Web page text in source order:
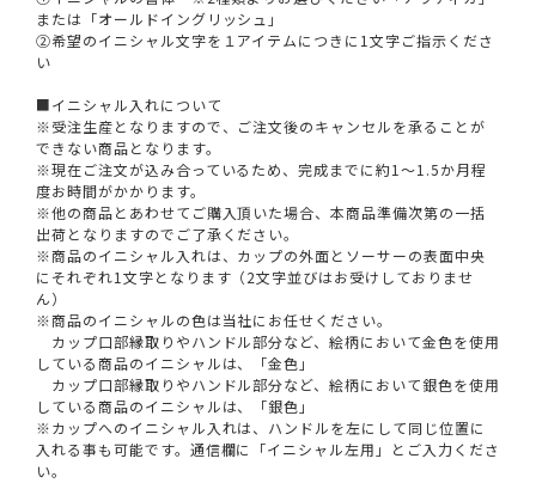
または「オールドイングリッシュ」
②希望のイニシャル文字を１アイテムにつきに1文字ご指示くださ
い
■イニシャル入れについて
※受注生産となりますので、ご注文後のキャンセルを承ることが
できない商品となります。
※現在ご注文が込み合っているため、完成までに約1～1.5か月程
度お時間がかかります。
※他の商品とあわせてご購入頂いた場合、本商品準備次第の一括
出荷となりますのでご了承ください。
※商品のイニシャル入れは、カップの外面とソーサーの表面中央
にそれぞれ1文字となります（2文字並びはお受けしておりませ
ん）
※商品のイニシャルの色は当社にお任せください。
カップ口部縁取りやハンドル部分など、絵柄において金色を使用
している商品のイニシャルは、「金色」
カップ口部縁取りやハンドル部分など、絵柄において銀色を使用
している商品のイニシャルは、「銀色」
※カップへのイニシャル入れは、ハンドルを左にして同じ位置に
入れる事も可能です。通信欄に「イニシャル左用」とご入力くださ
い。